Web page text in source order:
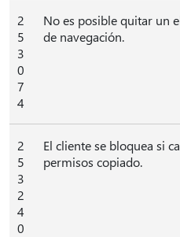
2
5
3
0
7
4
No es posible quitar un
de navegación.
2
5
3
2
4
0
El cliente se bloquea si
permisos copiado.